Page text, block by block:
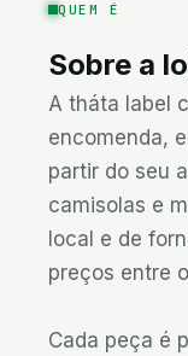
QUEM É
Sobre a
A tháta label
encomenda,
partir do seu
camisolas e
local e de
preços entre
Cada peça é